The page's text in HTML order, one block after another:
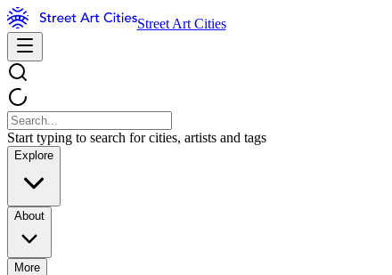
Street Art Cities
Start typing to search for cities, artists and tags
Explore
About
More